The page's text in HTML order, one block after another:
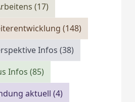
(17)
(148)
Infos(38)
Infos(85)
aktuell(4)